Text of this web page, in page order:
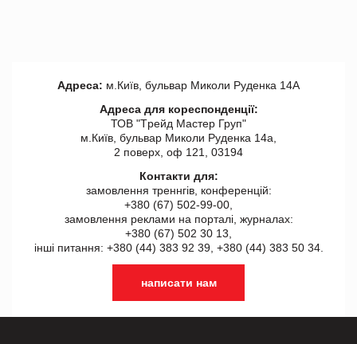
Адреса: м.Київ, бульвар Миколи Руденка 14А
Адреса для кореспонденції:
ТОВ "Tрейд Мастер Груп"
м.Київ, бульвар Миколи Руденка 14а,
2 поверх, оф 121, 03194
Контакти для:
замовлення треннгів, конференцій:
+380 (67) 502-99-00,
замовлення реклами на порталі, журналах:
+380 (67) 502 30 13,
інші питання: +380 (44) 383 92 39, +380 (44) 383 50 34.
написати нам